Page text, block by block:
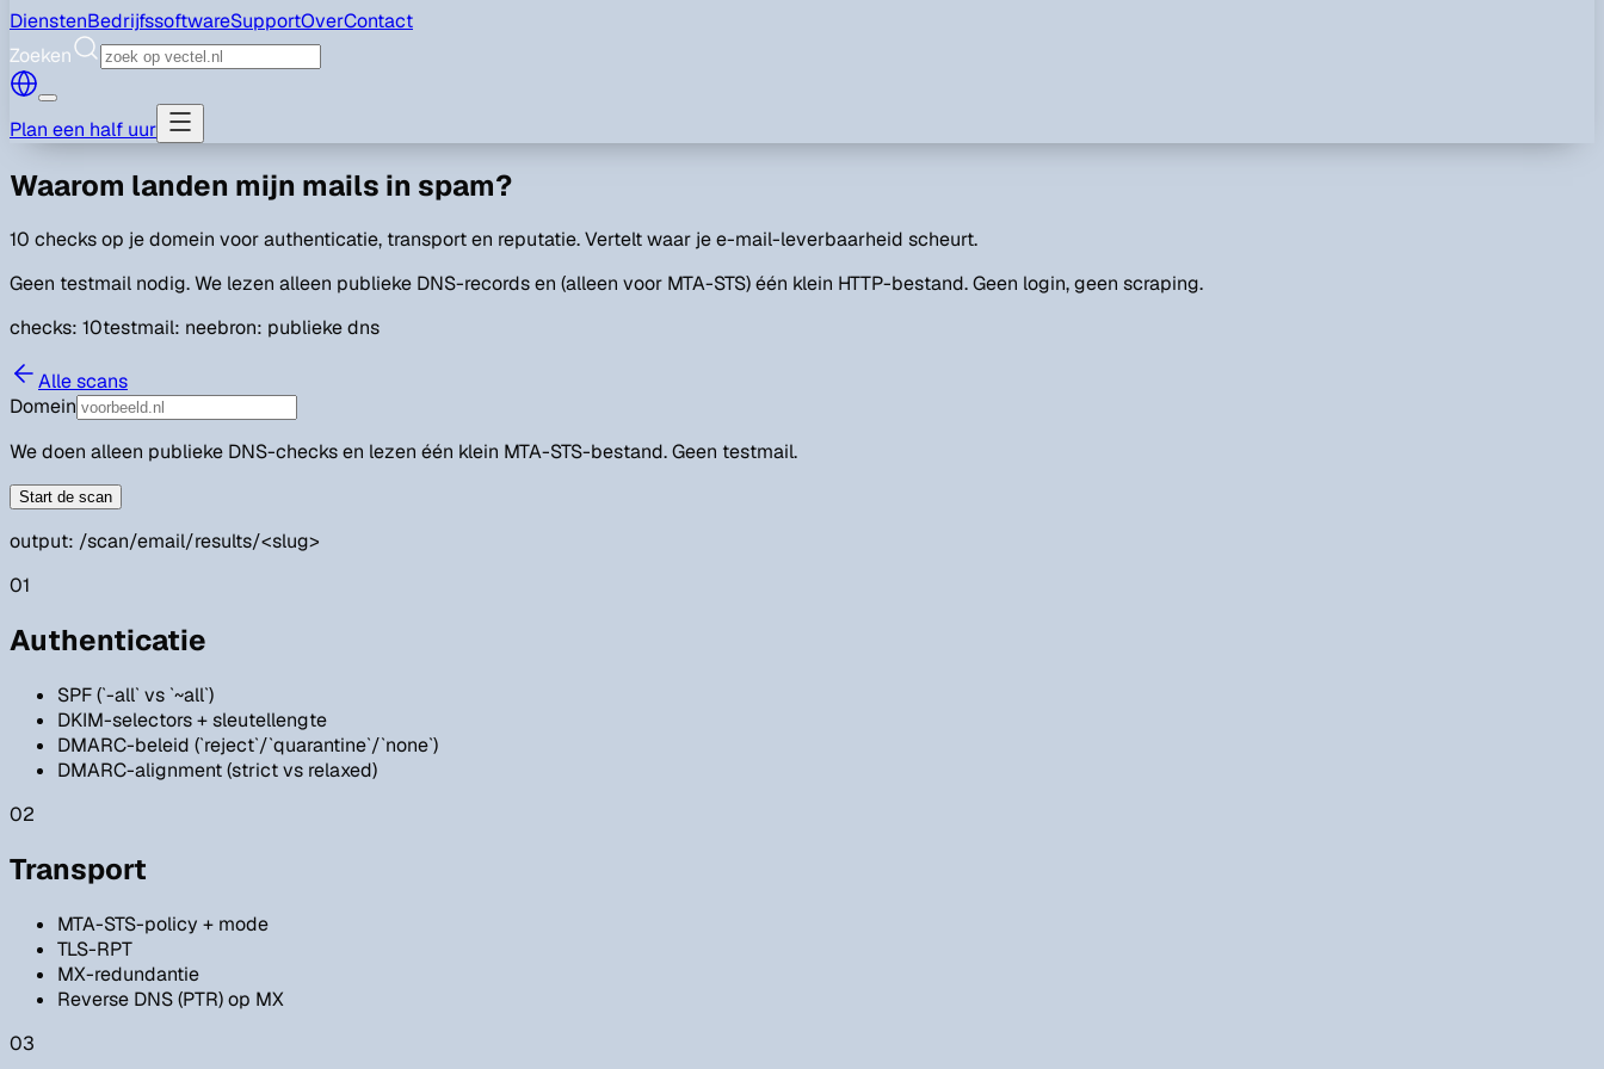
DienstenBedrijfssoftwareSupportOverContact
Zoeken
Plan een half uur
Waarom landen mijn mails in spam?
10 checks op je domein voor authenticatie, transport en reputatie. Vertelt waar je e-mail-leverbaarheid scheurt.
Geen testmail nodig. We lezen alleen publieke DNS-records en (alleen voor MTA-STS) één klein HTTP-bestand. Geen login, geen scraping.
checks: 10testmail: neebron: publieke dns
Alle scans
Domein
We doen alleen publieke DNS-checks en lezen één klein MTA-STS-bestand. Geen testmail.
Start de scan
output: /scan/email/results/<slug>
01
Authenticatie
SPF (`-all` vs `~all`)
DKIM-selectors + sleutellengte
DMARC-beleid (`reject`/`quarantine`/`none`)
DMARC-alignment (strict vs relaxed)
02
Transport
MTA-STS-policy + mode
TLS-RPT
MX-redundantie
Reverse DNS (PTR) op MX
03